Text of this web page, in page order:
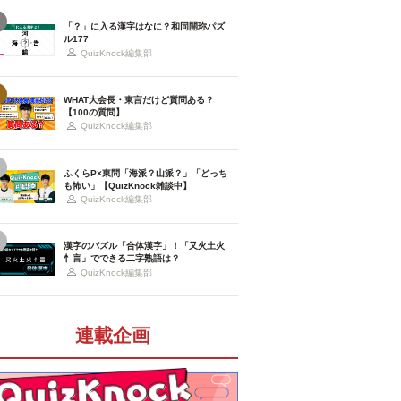
「？」に入る漢字はなに？和同開珎パズ
ル177
QuizKnock編集部
WHAT大会長・東言だけど質問ある？
【100の質問】
QuizKnock編集部
ふくらP×東問「海派？山派？」「どっち
も怖い」【QuizKnock雑談中】
QuizKnock編集部
漢字のパズル「合体漢字」！「又火土火
忄言」でできる二字熟語は？
QuizKnock編集部
連載企画